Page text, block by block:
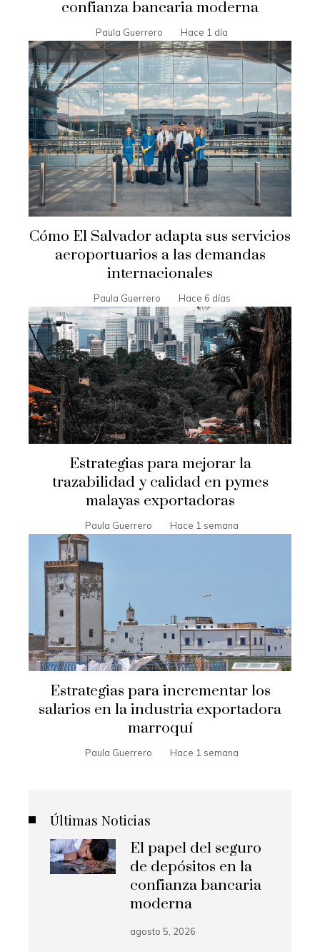
confianza bancaria moderna
Paula Guerrero Hace 1 día
Cómo El Salvador adapta sus servicios
aeroportuarios a las demandas
internacionales
Paula Guerrero Hace 6 días
Estrategias para mejorar la
trazabilidad y calidad en pymes
malayas exportadoras
Paula Guerrero Hace 1 semana
Estrategias para incrementar los
salarios en la industria exportadora
marroquí
Paula Guerrero Hace 1 semana
Últimas Noticias
El papel del seguro
de depósitos en la
confianza bancaria
moderna
agosto 5, 2026